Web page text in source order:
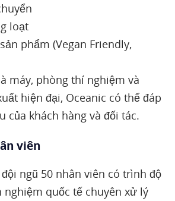
loạt
phẩm (Vegan Friendly,
máy, phòng thí nghiệm và
hiện đại, Oceanic có thể đáp
của khách hàng và đối tác.
viên
ngũ 50 nhân viên có trình độ
nghiệm quốc tế chuyên xử lý